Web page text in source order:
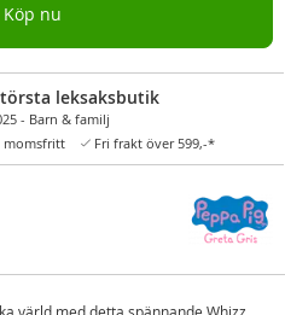
Köp nu
leksaksbutik
- Barn & familj
Fri frakt över 599,-*
värld med detta spännande Whizz